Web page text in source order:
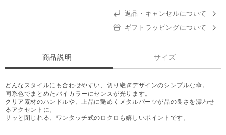
返品・キャンセルについて
ギフトラッピングについて
商品説明 サイズ
どんなスタイルにも合わせやすい、切り継ぎデザインのシンプルな傘。
同系色でまとめたバイカラーにセンスが光ります。
クリア素材のハンドルや、上品に艶めくメタルパーツが品の良さを漂わせ
るアクセントに。
サッと閉じれる、ワンタッチ式のロクロも嬉しいポイントです。